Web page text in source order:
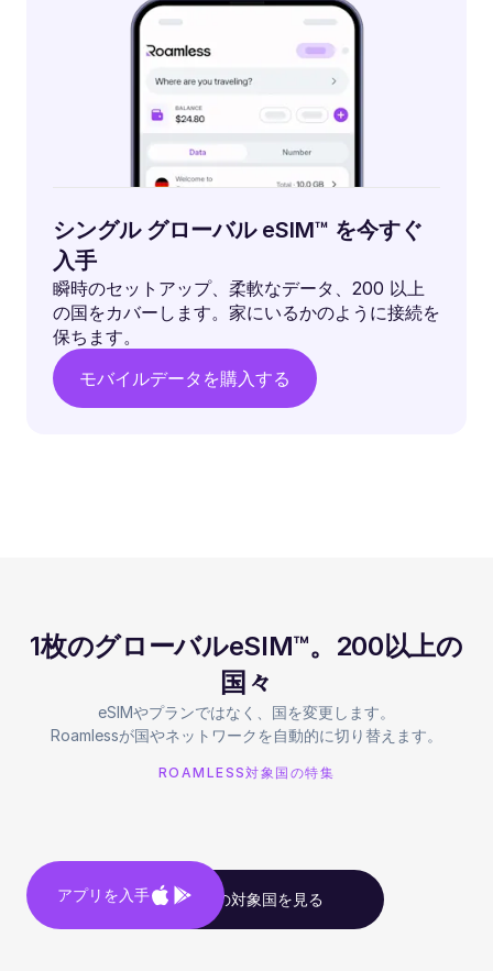
シングル グローバル eSIM™ を今すぐ
入手
瞬時のセットアップ、柔軟なデータ、200 以上
の国をカバーします。家にいるかのように接続を
保ちます。
モバイルデータを購入する
1枚のグローバルeSIM™。200以上の
国々
eSIMやプランではなく、国を変更します。
Roamlessが国やネットワークを自動的に切り替えます。
ROAMLESS対象国の特集
すべての対象国を見る
アプリを入手